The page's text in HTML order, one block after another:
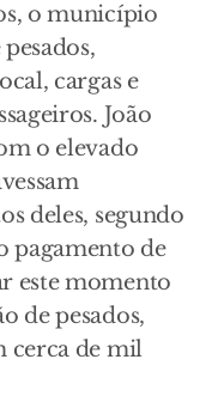
o município
cargas e
João
o elevado
deles, segundo
pagamento de
este momento
de pesados,
cerca de mil